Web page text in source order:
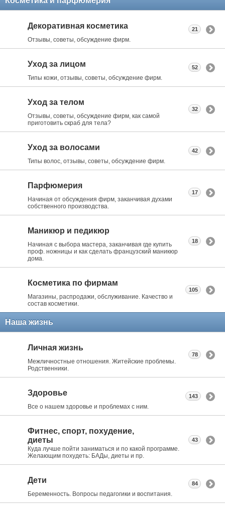
Декоративная косметика
Отзывы, советы, обсуждение фирм.
21
Уход за лицом
Типы кожи, отзывы, советы, обсуждение фирм.
52
Уход за телом
Отзывы, советы, обсуждение фирм, как самой
приготовить скраб для тела?
32
Уход за волосами
Типы волос, отзывы, советы, обсуждение фирм.
42
Парфюмерия
Начиная от обсуждения фирм, заканчивая духами
собственного производства.
17
Маникюр и педикюр
Начиная с выбора мастера, заканчивая где купить
проф. ножницы и как сделать французский маникюр
дома.
18
Косметика по фирмам
Магазины, распродажи, обслуживание. Качество и
состав косметики.
105
Наша жизнь
Личная жизнь
Межличностные отношения. Житейские проблемы.
Родственники.
78
Здоровье
Все о нашем здоровье и проблемах с ним.
143
Фитнес, спорт, похудение,
диеты
Куда лучше пойти заниматься и по какой программе.
Желающим похудеть: БАДы, диеты и пр.
43
Дети
Беременность. Вопросы педагогики и воспитания.
84